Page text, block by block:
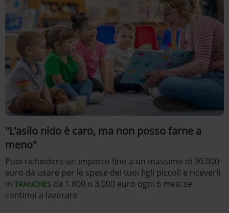
"L’asilo nido è caro, ma non posso farne a
meno"
Puoi richiedere un importo fino a un massimo di 30.000
euro da usare per le spese dei tuoi figli piccoli e riceverli
in TRANCHES da 1.800 o 3.000 euro ogni 6 mesi se
continui a lavorare